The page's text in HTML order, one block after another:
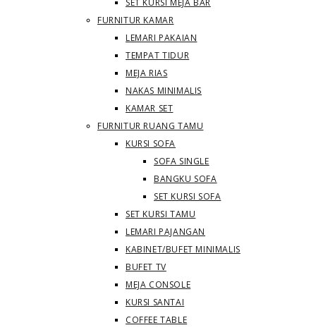
SET KURSI MEJA BAR
FURNITUR KAMAR
LEMARI PAKAIAN
TEMPAT TIDUR
MEJA RIAS
NAKAS MINIMALIS
KAMAR SET
FURNITUR RUANG TAMU
KURSI SOFA
SOFA SINGLE
BANGKU SOFA
SET KURSI SOFA
SET KURSI TAMU
LEMARI PAJANGAN
KABINET/BUFET MINIMALIS
BUFET TV
MEJA CONSOLE
KURSI SANTAI
COFFEE TABLE